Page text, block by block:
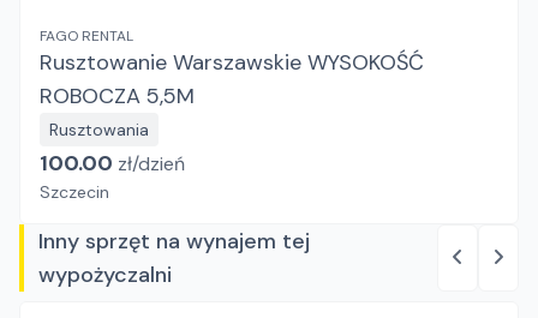
FAGO RENTAL
Rusztowanie Warszawskie WYSOKOŚĆ
ROBOCZA 5,5M
Rusztowania
100.00 zł/dzień
Szczecin
Inny sprzęt na wynajem tej
wypożyczalni